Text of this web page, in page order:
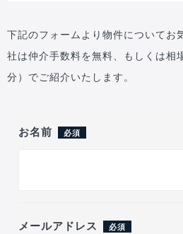
下記のフォームより物件についてお
社は仲介手数料を無料、もしくは相
分）でご紹介いたします。
お名前 必須
メールアドレス 必須